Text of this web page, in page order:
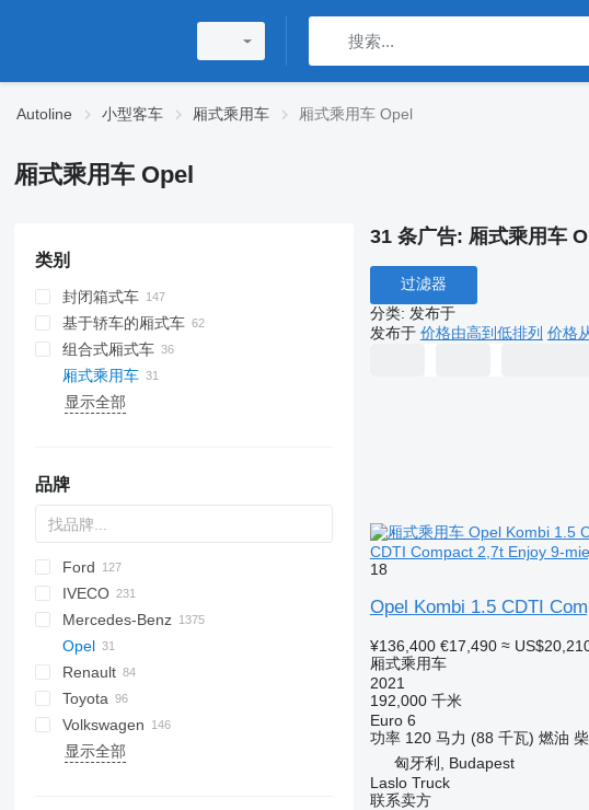
Autoline 小型客车 厢式乘用车 厢式乘用车 Opel
厢式乘用车 Opel
类别
封闭箱式车
基于轿车的厢式车
组合式厢式车
厢式乘用车
显示全部
品牌
Express
Jumper
Jumpy
Ducato
Scudo
Ford
E-series
L-series
Tourneo
Transit
32213
Liesse
H-series
IVECO
Daily
Ferqui Sunrise
Mago
Mobi
Rapido
Wing
Daily
TGE
eDeliver
Mercedes-Benz
Citaro
EQV
MB
O-series
Spica
D-series
Caravan
Civilian
Interstar
NV
Primastar
Opel
Combo
Movano
Movano 2.2
Vivaro
Vivaro 1.5
Zafira
Boxer
Expert
Partner
Traveller
Renault
Master
T-series
Trafic
S-series
Toyota
Alphard
Coaster
2206
Volkswagen
California
显示全部
31 条广告: 厢式乘用车
过滤器
分类: 发布于
发布于 价格由高到低排列 价格
CDTI Compact 2,7t Enjoy 9-
18
Opel Kombi 1.5 CDTI
¥136,400 €17,490 ≈
厢式乘用车
2021
192,000 千米
Euro 6
功率 120 马力 (88 千瓦) 燃油
匈牙利, Budapest
Laslo Truck
联系卖方